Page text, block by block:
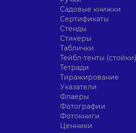
Садовые книжки
Сертификаты
Стенды
Стикеры
Таблички
Тейбл-тенты (стойки)
Тетради
Тиражирование
Указатели
Флаеры
Фотографии
Фотокниги
Ценники